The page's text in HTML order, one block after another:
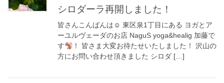
シロダーラ再開しました！
皆さんこんばんは☺︎ 東区泉1丁目にある ヨガとア
ーユルヴェーダのお店 NaguS yoga&healig 加藤で
す
！ 皆さま大変お待たせいたしました！ 沢山の
方にお問い合わせ頂きました シロダ […]